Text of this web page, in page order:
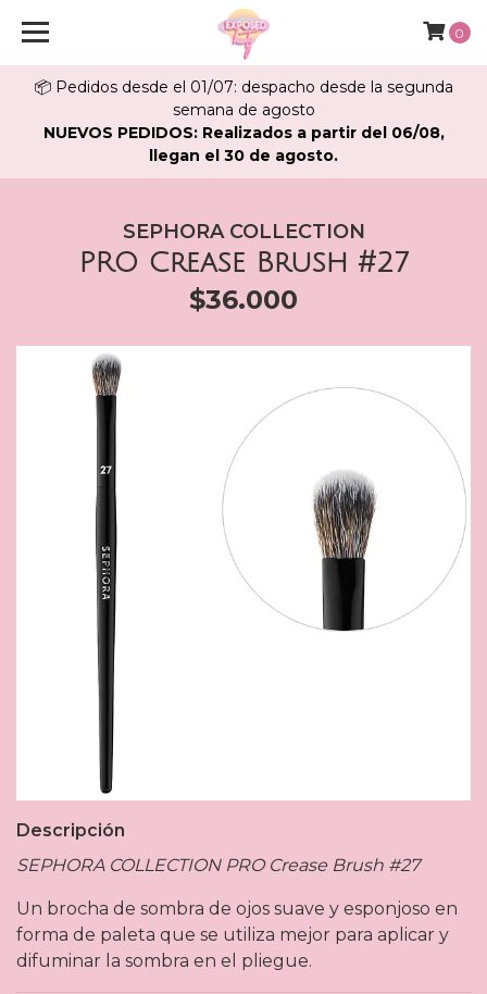
📦 Pedidos desde el 01/07: despacho desde la segunda
semana de agosto
NUEVOS PEDIDOS: Realizados a partir del 06/08,
llegan el 30 de agosto.
0
SEPHORA COLLECTION
PRO Crease Brush #27
$36.000
Descripción
SEPHORA COLLECTION PRO Crease Brush #27
Un brocha de sombra de ojos suave y esponjoso en
forma de paleta que se utiliza mejor para aplicar y
difuminar la sombra en el pliegue.